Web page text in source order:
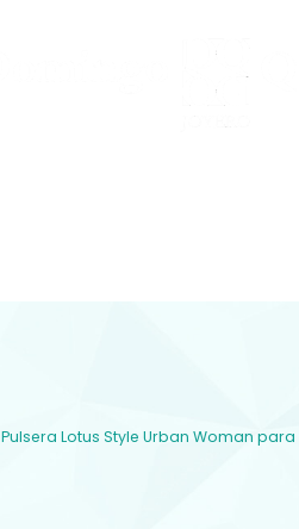
Pulsera Lotus Style Urban Woman